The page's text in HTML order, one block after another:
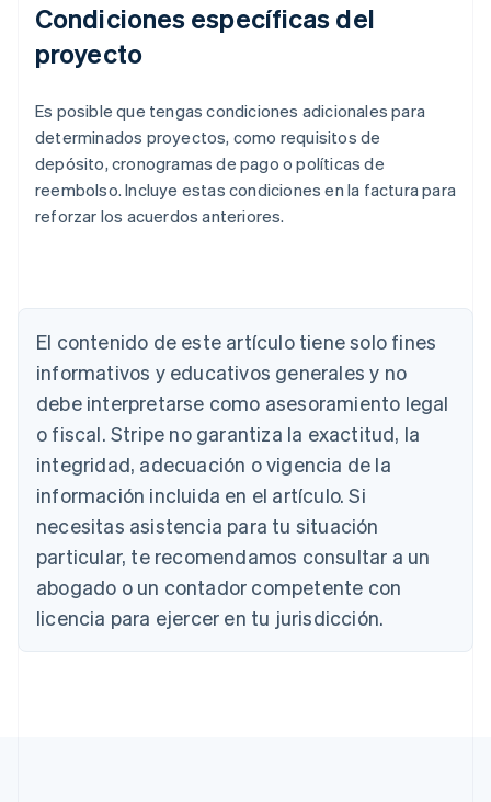
Condiciones específicas del
proyecto
Es posible que tengas condiciones adicionales para
determinados proyectos, como requisitos de
depósito, cronogramas de pago o políticas de
reembolso. Incluye estas condiciones en la factura para
reforzar los acuerdos anteriores.
El contenido de este artículo tiene solo fines
informativos y educativos generales y no
debe interpretarse como asesoramiento legal
o fiscal. Stripe no garantiza la exactitud, la
integridad, adecuación o vigencia de la
información incluida en el artículo. Si
necesitas asistencia para tu situación
particular, te recomendamos consultar a un
abogado o un contador competente con
licencia para ejercer en tu jurisdicción.
Australia
Austria
DeutschEnglish
Bélgica
Nederlands Français Deutsch English
Brasil
Português English
Bulgaria
English
Canadá
English Français
China continental
简体中文 English
Chipre
Croacia